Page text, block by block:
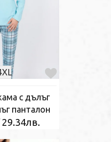
с дълъг
панталон
29.34лв.